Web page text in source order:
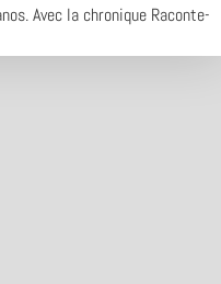
Avec la chronique Raconte-